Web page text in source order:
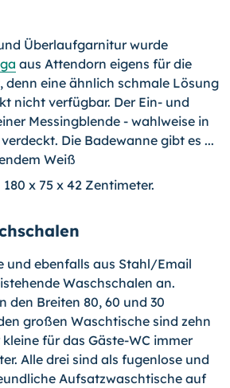
Überlaufgarnitur wurde
aus Attendorn eigens für die
denn eine ähnlich schmale Lösung
nicht ver­fügbar. Der Ein- und
Messingblende - wahlweise in
Die Badewanne gibt es ...
Weiß
x 75 x 42 Zentimeter.
und ebenfalls aus Stahl/Email
Waschschalen an.
den Breiten 80, 60 und 30
großen Waschtische sind zehn
für das Gäste-WC immer
Alle drei sind als fugenlose und
Aufsatzwaschtische auf